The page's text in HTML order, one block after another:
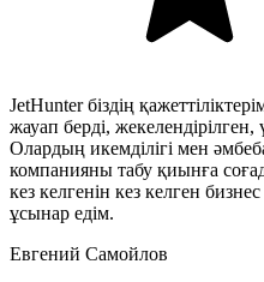
JetHunter біздің
жауап берді,
Олардың икемділігі мен
компанияны табу қиынға
кез келгенін кез келген
ұсынар едім.
Евгений Самойлов